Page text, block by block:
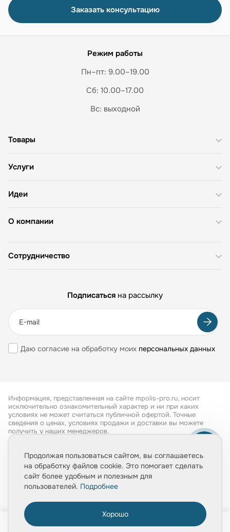
Заказать консультацию
Режим работы
Пн–пт: 9.00–19.00
Сб: 10.00–17.00
Вс: выходной
О компании
Товары
Услуги
Идеи
Сотрудничество
Подписаться на рассылку
Даю согласие на обработку моих персональных данных
Информация, представленная на сайте mpolis-pro.ru, носит
исключительно ознакомительный характер и ни при каких
условиях не может считаться публичной офертой. Точные
сведения о ценах, условиях продажи и доставки вы можете
получить у наших менеджеров.
Обработка персональных данных
Политика конфиденциальности
Продолжая пользоваться сайтом, вы соглашаетесь
на обработку файлов cookie. Это помогает сделать
сайт более удобным и полезным для
пользователей. Подробнее
Хорошо